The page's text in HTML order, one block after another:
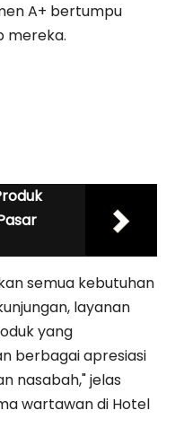
A+ bertumpu
mereka.
semua kebutuhan
layanan
yang
berbagai apresiasi
nasabah," jelas
wartawan di Hotel